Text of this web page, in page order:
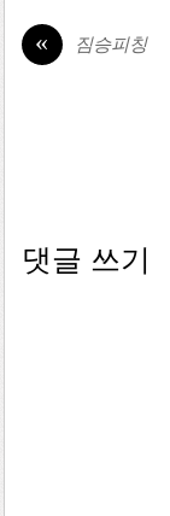
« 짐승피칭
댓글 쓰기